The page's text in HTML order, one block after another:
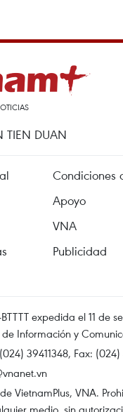
TIEN DUAN
Condiciones
Apoyo
VNA
Publicidad
expedida el 11 de
Información y
39411348, Fax: (024)
VietnamPlus, VNA.